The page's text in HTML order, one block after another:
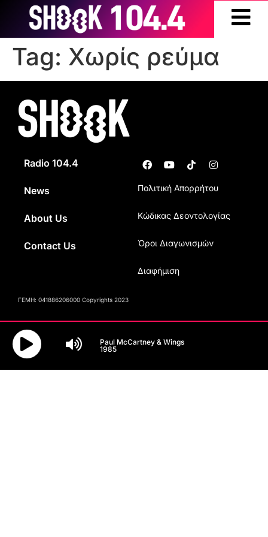
Tag: Χωρίς ρεύμα
Radio 104.4
News
About Us
Contact Us
Πολιτική Απορρήτου
Κώδικας Δεοντολογίας
Όροι Διαγωνισμών
Διαφήμιση
ΓΕΜΗ: 041886206000 Copyrights 2023
Paul McCartney & Wings
1985